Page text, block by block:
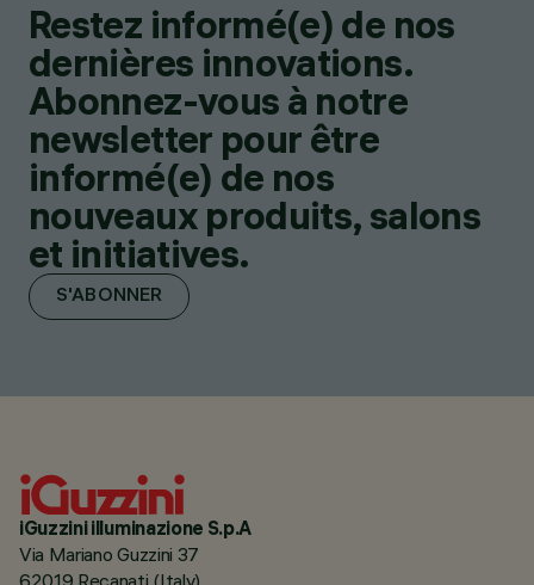
Restez informé(e) de nos
dernières innovations.
Abonnez-vous à notre
newsletter pour être
informé(e) de nos
nouveaux produits, salons
et initiatives.
S'ABONNER
iGuzzini illuminazione S.p.A
Via Mariano Guzzini 37
62019 Recanati (Italy)